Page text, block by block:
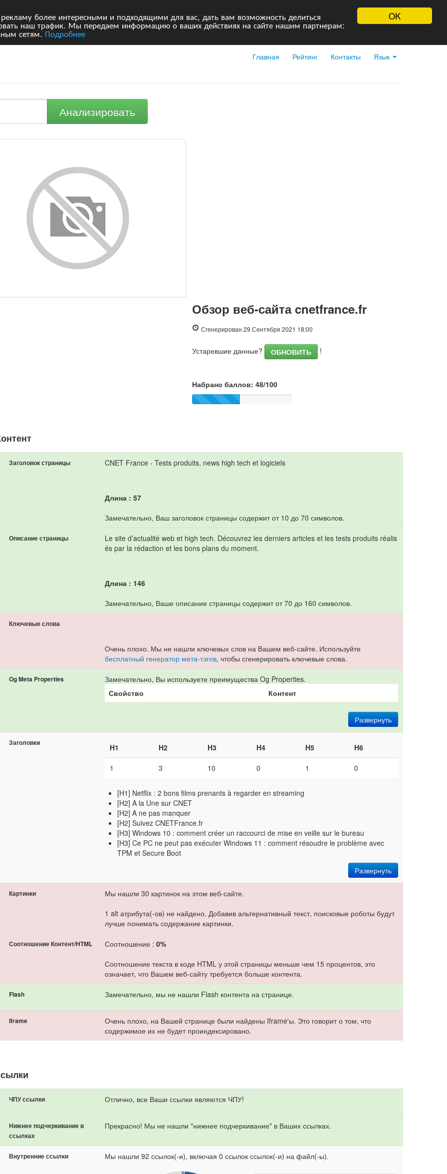
OK
более интересными и подходящими для вас, дать вам возможность делиться
наш трафик. Мы передаем информацию о ваших действиях на сайте нашим партнерам:
сетям. Подробнее
Главная Рейтинг Контакты Язык
Анализировать
Обзор веб-сайта cnetfrance.fr
Сгенерирован 29 Сентября 2021 18:00
Устаревшие данные? ОБНОВИТЬ !
Набрано баллов: 48/100
Заголовок страницы CNET France - Tests produits, news high tech et logiciels
Длина : 57
Замечательно, Ваш заголовок страницы содержит от 10 до 70 символов.
Описание страницы
Le site d’actualité web et high tech. Découvrez les derniers articles et les tests produits réalis
és par la rédaction et les bons plans du moment.
Длина : 146
Замечательно, Ваше описание страницы содержит от 70 до 160 символов.
Ключевые слова
Очень плохо. Мы не нашли ключевых слов на Вашем веб-сайте. Используйте
бесплатный генератор мета-тэгов, чтобы сгенерировать ключевые слова.
Og Meta Properties
Замечательно, Вы используете преимущества Og Properties.
Свойство
Контент
Развернуть
Заголовки H1 H2 H3 H4 H5 H6
1 3 10 0 1 0
[H1] Netflix : 2 bons films prenants à regarder en streaming
[H2] A la Une sur CNET
[H2] A ne pas manquer
[H2] Suivez CNETFrance.fr
[H3] Windows 10 : comment créer un raccourci de mise en veille sur le bureau
[H3] Ce PC ne peut pas exécuter Windows 11 : comment résoudre le problème avec
TPM et Secure Boot
Развернуть
Картинки
Мы нашли 30 картинок на этом веб-сайте.
1 alt атрибута(-ов) не найдено. Добавив альтернативный текст, поисковые роботы будут
лучше понимать содержание картинки.
Соотношение Контент/HTML Соотношение : 0%
Соотношение текста в коде HTML у этой страницы меньше чем 15 процентов, это
означает, что Вашем веб-сайту требуется больше контента.
Flash Замечательно, мы не нашли Flash контента на странице.
Iframe
Очень плохо, на Вашей странице были найдены Iframe'ы. Это говорит о том, что
содержимое их не будет проиндексировано.
ЧПУ ссылки Отлично, все Ваши ссылки являются ЧПУ!
Нижнее подчеркивание в
ссылках
Прекрасно! Мы не нашли "нижнее подчеркивание" в Ваших ссылках.
Внутренние ссылки Мы нашли 92 ссылок(-и), включая 0 ссылок ссылок(-и) на файл(-ы).